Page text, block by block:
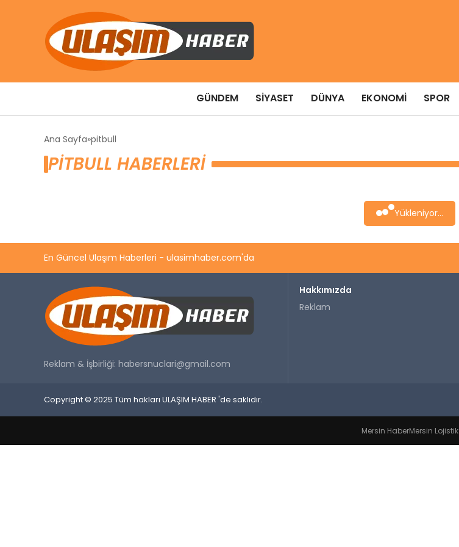
GÜNDEM SIYASET DÜNYA EKONOMI SPOR
Ana Sayfa pitbull
PITBULL HABERLERI
Yükleniyor...
En Güncel Ulaşım Haberleri - ulasimhaber.com'da
Reklam & İşbirliği: habersnuclari@gmail.com
Hakkımızda
Reklam
Copyright © 2025 Tüm hakları ULAŞIM HABER 'de saklıdır.
Mersin HaberMersin Lojistik